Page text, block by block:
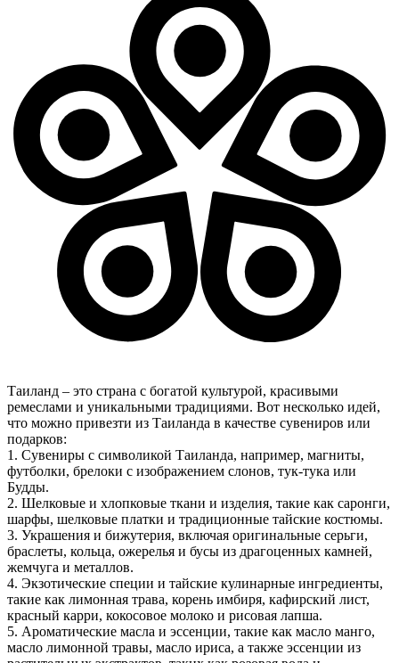
Таиланд – это страна с богатой культурой, красивыми
ремеслами и уникальными традициями. Вот несколько идей,
что можно привезти из Таиланда в качестве сувениров или
подарков:
1. Сувениры с символикой Таиланда, например, магниты,
футболки, брелоки с изображением слонов, тук-тука или
Будды.
2. Шелковые и хлопковые ткани и изделия, такие как саронги,
шарфы, шелковые платки и традиционные тайские костюмы.
3. Украшения и бижутерия, включая оригинальные серьги,
браслеты, кольца, ожерелья и бусы из драгоценных камней,
жемчуга и металлов.
4. Экзотические специи и тайские кулинарные ингредиенты,
такие как лимонная трава, корень имбиря, кафирский лист,
красный карри, кокосовое молоко и рисовая лапша.
5. Ароматические масла и эссенции, такие как масло манго,
масло лимонной травы, масло ириса, а также эссенции из